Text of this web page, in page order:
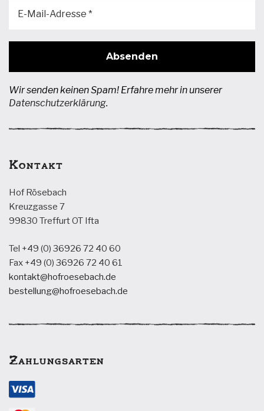
Wir senden keinen Spam! Erfahre mehr in unserer
Datenschutzerklärung.
Kontakt
Hof Rösebach
Kreuzgasse 7
99830 Treffurt OT Ifta
Tel +49 (0) 36926 72 40 60
Fax +49 (0) 36926 72 40 61
kontakt@hofroesebach.de
bestellung@hofroesebach.de
Zahlungsarten